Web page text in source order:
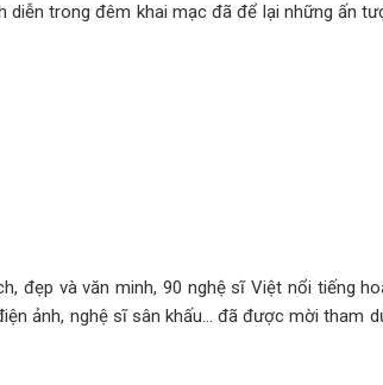
Việt Nam bước vào
vượt thách thức,
diễn trong đêm khai mạc đã để lại những ấn
đẹp và văn minh, 90 nghệ sĩ Việt nổi tiếng
ảnh, nghệ sĩ sân khấu... đã được mời tham